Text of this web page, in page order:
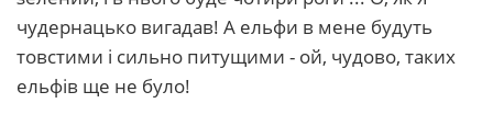
чудернацько вигадав! А ельфи в мене будуть
товстими і сильно питущими - ой, чудово, таких
ельфів ще не було!